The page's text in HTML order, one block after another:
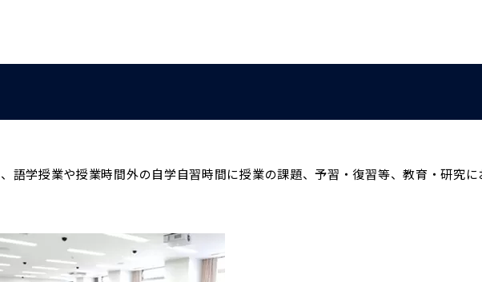
語学授業や授業時間外の自学自習時間に授業の課題、予習・復習等、教育・研究